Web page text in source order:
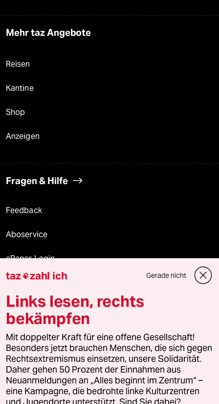
Mehr taz Angebote
Reisen
Kantine
Shop
Anzeigen
Fragen & Hilfe
Feedback
Aboservice
ePaper Login
Downloads für Abonnierende
© 2026 taz Verlags und Vertriebs GmbH
Alle Rechte vorbehalten. Bei rechtlichen Fragen oder für Genehmigungen
wenden Sie sich bitte an
lizenzen@taz.de
Feedback Redaktionsstatut Kommune-Richtlinien
Leitlinie Informant Datenschutz Impressum AGB
taz zahl ich Gerade nicht
Links lesen, rechts
bekämpfen
Mit doppelter Kraft für eine offene Gesellschaft!
Besonders jetzt brauchen Menschen, die sich gegen
Rechtsextremismus einsetzen, unsere Solidarität.
Daher gehen 50 Prozent der Einnahmen aus
Neuanmeldungen an „Alles beginnt im Zentrum“ –
eine Kampagne, die bedrohte linke Kulturzentren